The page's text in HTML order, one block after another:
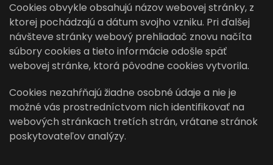
Cookies obvykle obsahujú názov webovej stránky, z
ktorej pochádzajú a dátum svojho vzniku. Pri ďalšej
návšteve stránky webový prehliadač znovu načíta
súbory cookies a tieto informácie odošle späť
webovej stránke, ktorá pôvodne cookies vytvorila.
Cookies nezahŕňajú žiadne osobné údaje a nie je
možné vás prostredníctvom nich identifikovať na
webových stránkach tretích strán, vrátane stránok
poskytovateľov analýzy.